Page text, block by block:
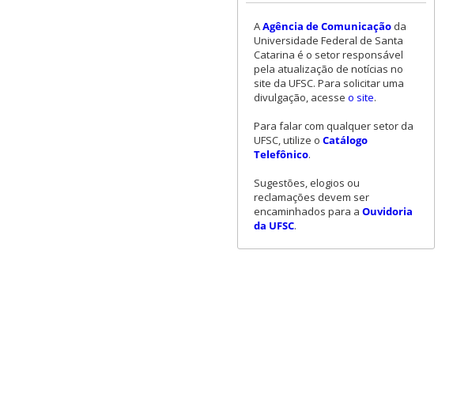
AAgência de Comunicação da
Universidade Federal de Santa
Catarina é o setor responsável
pela atualização de notícias no
site da UFSC. Para solicitar uma
divulgação, acesse o site.
Para falar com qualquer setor da
UFSC, utilize o Catálogo
Telefônico.
Sugestões, elogios ou
reclamações devem ser
encaminhados para a Ouvidoria
da UFSC.